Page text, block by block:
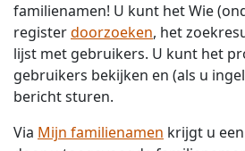
familienamen! U kunt het Wie
registerdoorzoeken, het
lijst met gebruikers. U kunt het
gebruikers bekijken en (als u
bericht sturen.
Via Mijn familienamen krijgt u